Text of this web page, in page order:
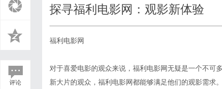
评论
探寻福利电影网：观影新体验
福利电影网
对于喜爱电影的观众来说，福利电影网无疑是一个不可
新大片的观众，福利电影网都能够满足他们的观影需求